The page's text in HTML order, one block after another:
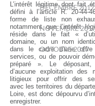
L’intérêt légitime dont fait
défini à l’article R. 20-44-
forme de liste non
notamment que l’intérêt
réside dans le fait «
domaine, ou un nom
dans le cadre d’une
services, ou de pouvoir
préparé ». Le
d’aucune exploitation des
litigieux pour offrir des
avec les territoires du
Loire, est donc dépourvu
enregistrer.
DECEMBRE 2017
NOVEMBRE
OCTOBRE 2017